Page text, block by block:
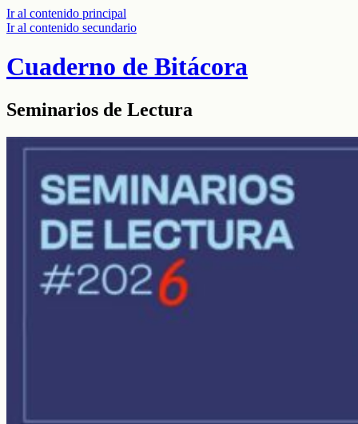
Ir al contenido principal
Ir al contenido secundario
Cuaderno de Bitácora
Seminarios de Lectura